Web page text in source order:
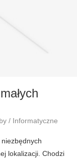
/ Informatyczne
lokalizacji. Chodzi